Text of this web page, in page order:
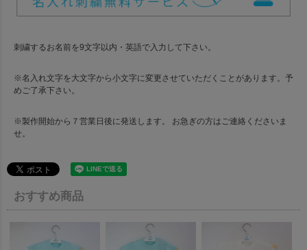
刺繍するお名前を9文字以内・英語で入力して下さい。
※名入れ文字を大文字から小文字に変更させていただくことがあります。予
めご了承下さい。
※製作開始から７営業日後に発送します。 お急ぎの方はご連絡くださいま
せ。
おすすめ商品